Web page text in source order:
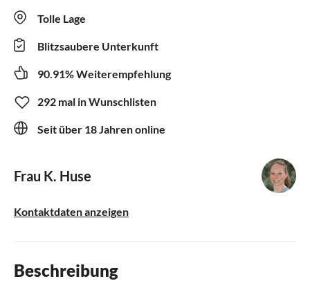
Tolle Lage
Blitzsaubere Unterkunft
90.91% Weiterempfehlung
292 mal in Wunschlisten
Seit über 18 Jahren online
Frau K. Huse
Kontaktdaten anzeigen
Beschreibung